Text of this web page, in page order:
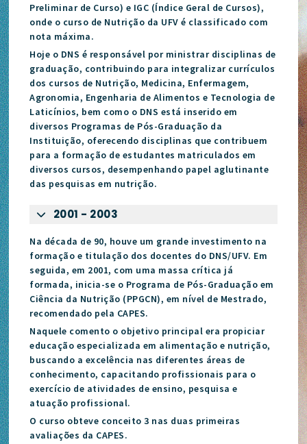
Preliminar de Curso) e IGC (Índice Geral de Cursos),
onde o curso de Nutrição da UFV é classificado com
nota máxima.
Hoje o DNS é responsável por ministrar disciplinas de
graduação, contribuindo para integralizar currículos
dos cursos de Nutrição, Medicina, Enfermagem,
Agronomia, Engenharia de Alimentos e Tecnologia de
Laticínios, bem como o DNS está inserido em
diversos Programas de Pós-Graduação da
Instituição, oferecendo disciplinas que contribuem
para a formação de estudantes matriculados em
diversos cursos, desempenhando papel aglutinante
das pesquisas em nutrição.
2001 - 2003
Na década de 90, houve um grande investimento na
formação e titulação dos docentes do DNS/UFV. Em
seguida, em 2001, com uma massa crítica já
formada, inicia-se o Programa de Pós-Graduação em
Ciência da Nutrição (PPGCN), em nível de Mestrado,
recomendado pela CAPES.
Naquele comento o objetivo principal era propiciar
educação especializada em alimentação e nutrição,
buscando a excelência nas diferentes áreas de
conhecimento, capacitando profissionais para o
exercício de atividades de ensino, pesquisa e
atuação profissional.
O curso obteve conceito 3 nas duas primeiras
avaliações da CAPES.